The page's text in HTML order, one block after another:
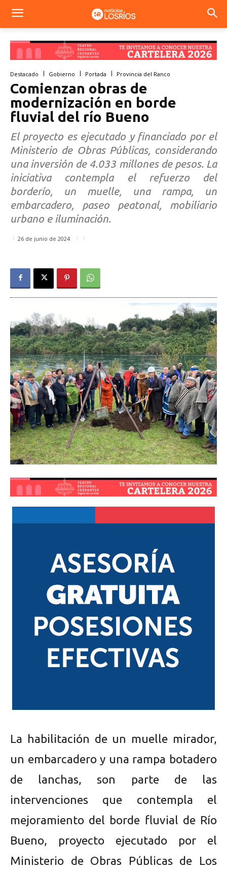
Destacado Gobierno Portada Provincia del Ranco
Comienzan obras de
modernización en borde
fluvial del río Bueno
El proyecto es ejecutado y financiado por el
Ministerio de Obras Públicas, considerando
una inversión de 4.033 millones de pesos. La
iniciativa contempla el refuerzo del
borderío, un muelle, una rampa, un
embarcadero, paseo peatonal, mobiliario
urbano e iluminación.
26 de junio de 2024
La habilitación de un muelle mirador,
un embarcadero y una rampa botadero
de lanchas, son parte de las
intervenciones que contempla el
mejoramiento del borde fluvial de Río
Bueno, proyecto ejecutado por el
Ministerio de Obras Públicas de Los